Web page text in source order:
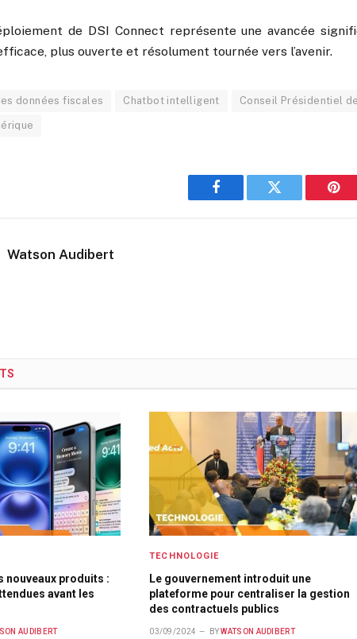
de DSI Connect représente une avancée
plus ouverte et résolument tournée vers l’avenir.
données fiscales Chatbot intelligent Conseil Présidentiel
Facebook Twitter
Watson Audibert
nouveaux produits :
avant les
AUDIBERT
TECHNOLOGIE
Le gouvernement introduit une
plateforme pour centraliser la gestion
des contractuels publics
03/09/2024 BY WATSON AUDIBERT